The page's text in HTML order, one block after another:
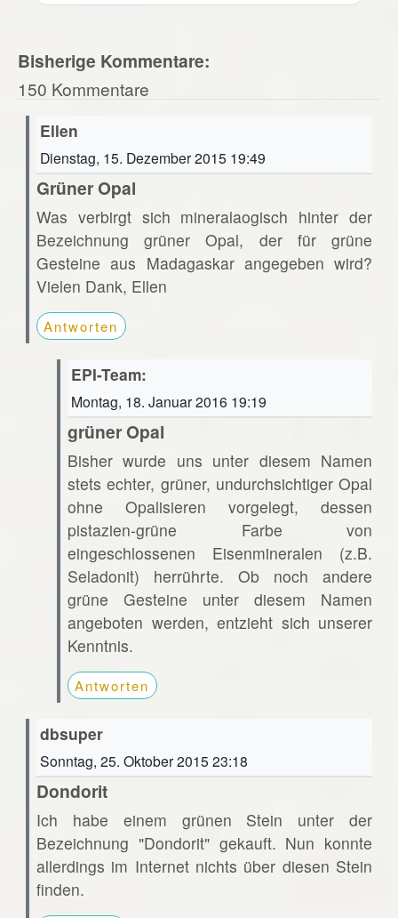
Bisherige Kommentare:
150 Kommentare
Ellen
Dienstag, 15. Dezember 2015 19:49
Grüner Opal
Was verbirgt sich mineralaogisch hinter der
Bezeichnung grüner Opal, der für grüne
Gesteine aus Madagaskar angegeben wird?
Vielen Dank, Ellen
Antworten
EPI-Team:
Montag, 18. Januar 2016 19:19
grüner Opal
Bisher wurde uns unter diesem Namen
stets echter, grüner, undurchsichtiger Opal
ohne Opalisieren vorgelegt, dessen
pistazien-grüne Farbe von
eingeschlossenen Eisenmineralen (z.B.
Seladonit) herrührte. Ob noch andere
grüne Gesteine unter diesem Namen
angeboten werden, entzieht sich unserer
Kenntnis.
Antworten
dbsuper
Sonntag, 25. Oktober 2015 23:18
Dondorit
Ich habe einem grünen Stein unter der
Bezeichnung "Dondorit" gekauft. Nun konnte
allerdings im Internet nichts über diesen Stein
finden.